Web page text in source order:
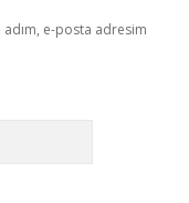
adım, e-posta adresim